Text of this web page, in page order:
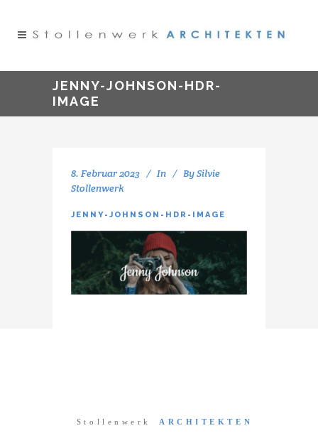
JENNY-JOHNSON-HDR-
IMAGE
8. Februar 2023 In BySilvie
Stollenwerk
JENNY-JOHNSON-HDR-IMAGE